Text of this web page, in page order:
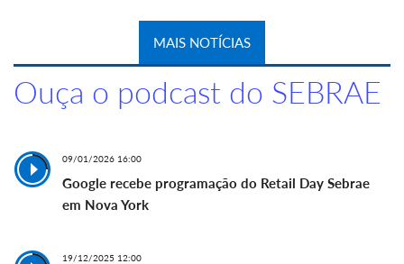
MAIS NOTÍCIAS
Ouça o podcast do SEBRAE
09/01/2026 16:00
Google recebe programação do Retail Day Sebrae
em Nova York
19/12/2025 12:00